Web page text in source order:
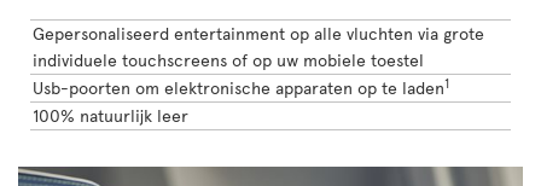
Gepersonaliseerd entertainment op alle vluchten via grote
individuele touchscreens of op uw mobiele toestel
Usb-poorten om elektronische apparaten op te laden1
100% natuurlijk leer